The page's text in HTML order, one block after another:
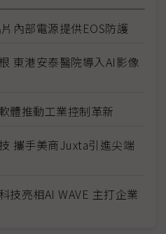
內部電源提供EOS防護
東港安泰醫院導入AI影像
體推動工業控制革新
攜手美商Juxta引進尖端
技亮相AI WAVE 主打企業